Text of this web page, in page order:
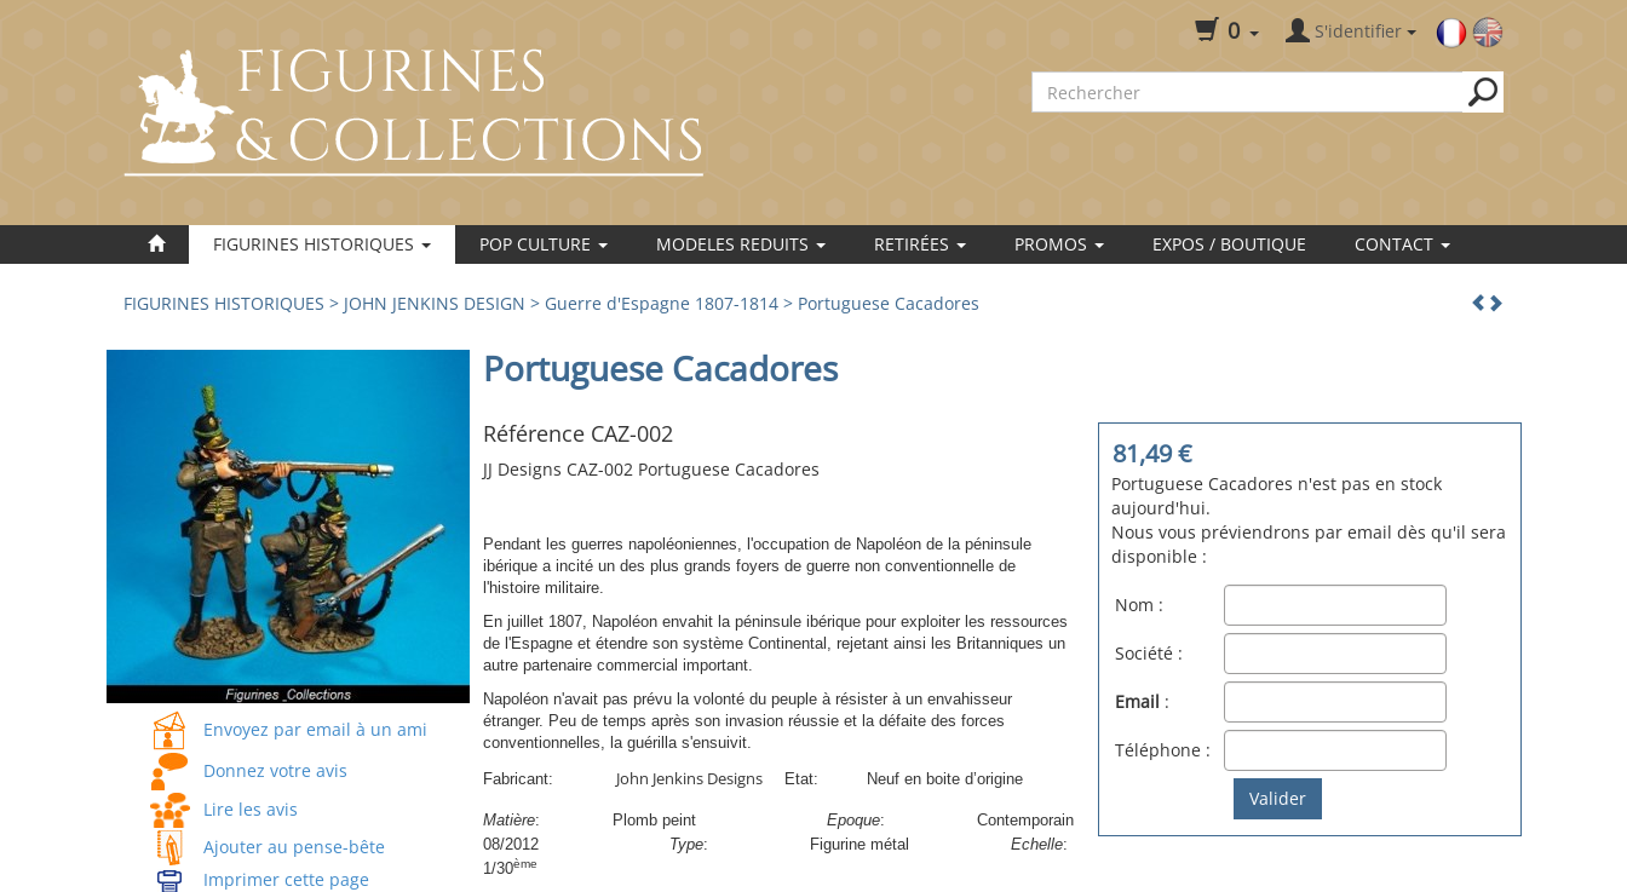
S'identifier
0
FIGURINES HISTORIQUES POP CULTURE MODELES REDUITS RETIRÉES PROMOS EXPOS / BOUTIQUE CONTACT
FIGURINES HISTORIQUES > JOHN JENKINS DESIGN > Guerre d'Espagne 1807-1814 > Portuguese Cacadores
Envoyez par email à un ami
Donnez votre avis
Lire les avis
Ajouter au pense-bête
Imprimer cette page
Portuguese Cacadores
81,49€
Portuguese Cacadores n'est pas en stock
aujourd'hui.
Nous vous préviendrons par email dès qu'il sera
disponible :
Nom :
Société :
Email :
Téléphone :
Référence CAZ-002
JJ Designs CAZ-002 Portuguese Cacadores
Pendant les guerres napoléoniennes, l'occupation de Napoléon de la péninsule
ibérique a incité un des plus grands foyers de guerre non conventionnelle de
l'histoire militaire.
En juillet 1807, Napoléon envahit la péninsule ibérique pour exploiter les ressources
de l'Espagne et étendre son système Continental, rejetant ainsi les Britanniques un
autre partenaire commercial important.
Napoléon n'avait pas prévu la volonté du peuple à résister à un envahisseur
étranger. Peu de temps après son invasion réussie et la défaite des forces
conventionnelles, la guérilla s'ensuivit.
Fabricant:
John Jenkins Designs Etat: Neuf en boite d’origine
Matière: Plomb peint Epoque:
Contemporain
08/2012 Type: Figurine métal Echelle:
1/30ème